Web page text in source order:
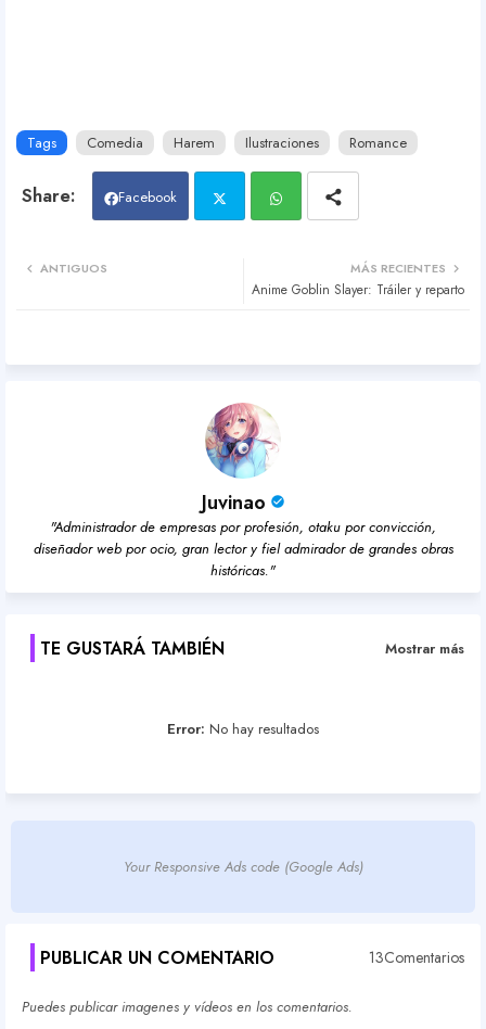
Tags Comedia Harem Ilustraciones Romance
Facebook
atsa
MÁS RECIENTES
Anime Goblin Slayer: Tráiler y reparto
ANTIGUOS
Juvinao
"Administrador de empresas por profesión, otaku por convicción,
diseñador web por ocio, gran lector y fiel admirador de grandes obras
históricas."
TE GUSTARÁ TAMBIÉN Mostrar más
Error: No hay resultados
Your Responsive Ads code (Google Ads)
PUBLICAR UN COMENTARIO 13Comentarios
Puedes publicar imagenes y vídeos en los comentarios.